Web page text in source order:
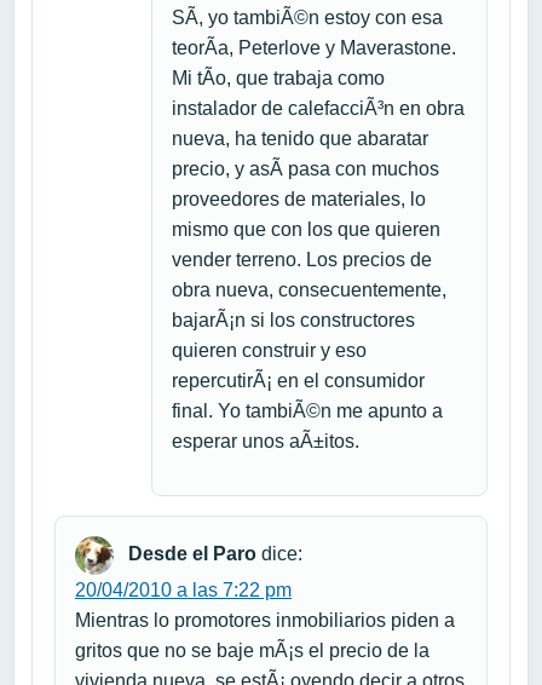
SÃ­, yo tambiÃ©n estoy con esa
teorÃ­a, Peterlove y Maverastone.
Mi tÃ­o, que trabaja como
instalador de calefacciÃ³n en obra
nueva, ha tenido que abaratar
precio, y asÃ­ pasa con muchos
proveedores de materiales, lo
mismo que con los que quieren
vender terreno. Los precios de
obra nueva, consecuentemente,
bajarÃ¡n si los constructores
quieren construir y eso
repercutirÃ¡ en el consumidor
final. Yo tambiÃ©n me apunto a
esperar unos aÃ±itos.
Desde el Paro dice:
20/04/2010 a las 7:22 pm
Mientras lo promotores inmobiliarios piden a
gritos que no se baje mÃ¡s el precio de la